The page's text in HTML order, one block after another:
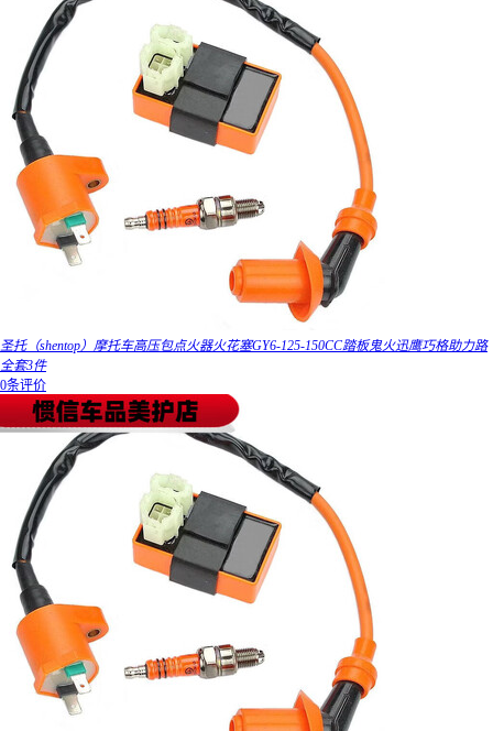
圣托（shentop）摩托车高压包点火器火花塞GY6-125-150CC踏板鬼火迅鹰巧格助力路
全套3件
0条评价